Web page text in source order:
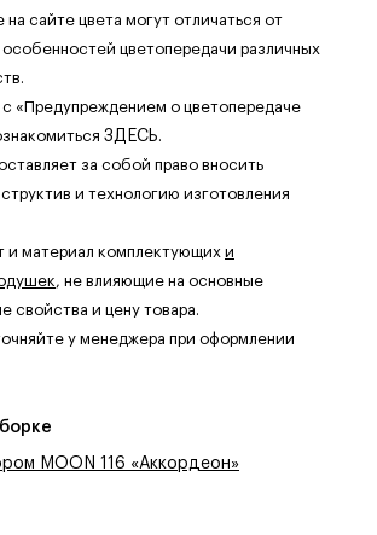
сайте цвета могут отличаться от
особенностей цветопередачи различных
«Предупреждением о цветопередаче
ЗДЕСЬ.
за собой право вносить
и технологию изготовления
и материал комплектующих и
, не влияющие на основные
свойства и цену товара.
у менеджера при оформлении
MOON 116 «Аккордеон»